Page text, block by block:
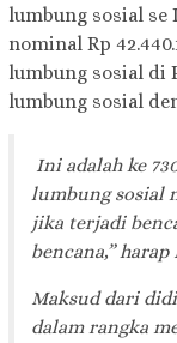
lumbung sosial se
nominal Rp
lumbung sosial di
lumbung sosial
Ini adalah ke
lumbung sosial
jika terjadi
bencana,” harap
Maksud dari
dalam rangka